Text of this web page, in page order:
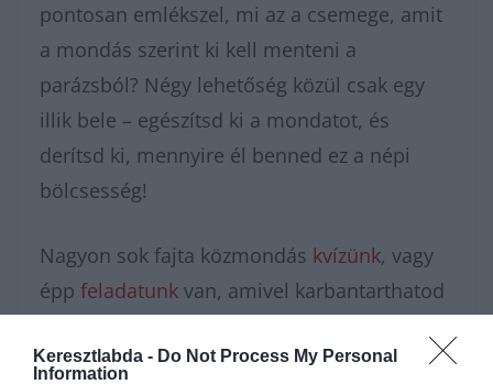
Keresztlabda - Do Not Process My Personal
Information
pontosan emlékszel, mi az a csemege, amit
a mondás szerint ki kell menteni a
parázsból? Négy lehetőség közül csak egy
illik bele – egészítsd ki a mondatot, és
derítsd ki, mennyire él benned ez a népi
bölcsesség!
Nagyon sok fajta közmondás kvízünk, vagy
épp feladatunk van, amivel karbantarthatod
és továbbiérdekes napi